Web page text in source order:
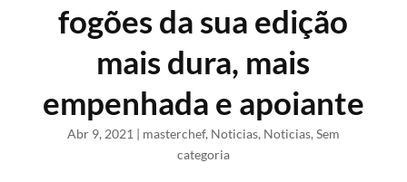
fogões da sua edição
mais dura, mais
empenhada e apoiante
Abr 9, 2021 | masterchef, Noticias, Noticias, Sem
categoria